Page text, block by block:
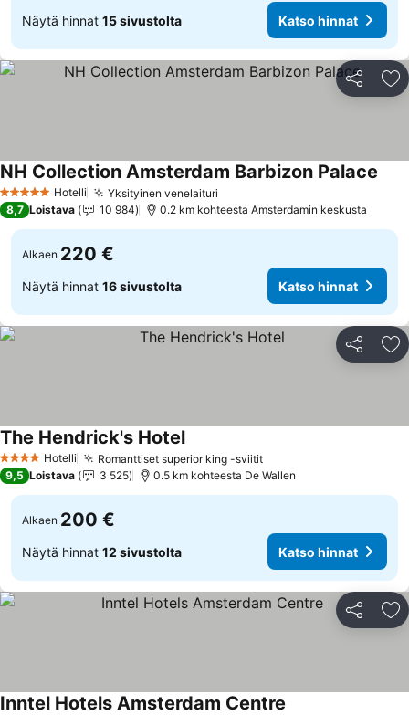
Näytä hinnat 15 sivustolta Katso hinnat
Jaa
5 Tähtiluokitus
Hotelli Yksityinen venelaituri
NH Collection Amsterdam Barbizon Palace
8,7 Loistava 10 984 0.2 km kohteesta Amsterdamin keskusta
Alkaen 220 €
Näytä hinnat 16 sivustolta Katso hinnat
Jaa
4 Tähtiluokitus
Hotelli Romanttiset superior king -sviititKatso hinnat
The Hendrick's HotelKatso hinnat
9,5 Loistava 3 525 0.5 km kohteesta De Wallen
Alkaen 200 €
Näytä hinnat 12 sivustolta Katso hinnat
Jaa
Inntel Hotels Amsterdam Centre